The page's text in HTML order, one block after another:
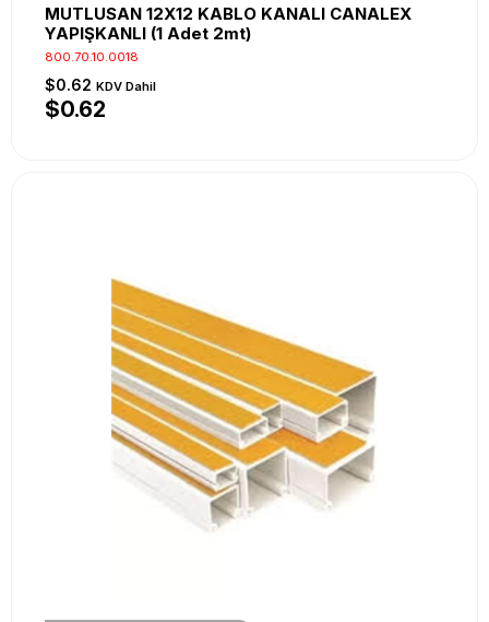
MUTLUSAN 12X12 KABLO KANALI CANALEX
YAPIŞKANLI (1 Adet 2mt)
800.70.10.0018
$0.62 KDV Dahil
$0.62